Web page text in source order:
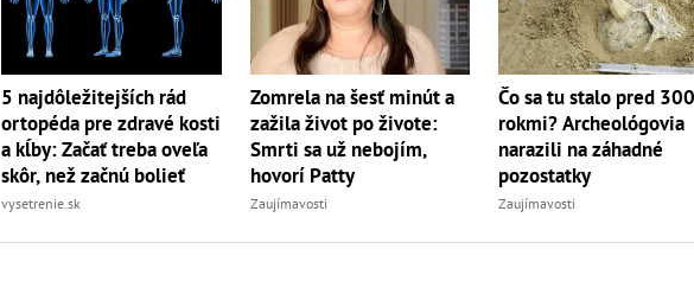
5 najdôležitejších rád
ortopéda pre zdravé kosti
a kĺby: Začať treba oveľa
skôr, než začnú bolieť
vysetrenie.sk
Zomrela na šesť minút a
zažila život po živote:
Smrti sa už nebojím,
hovorí Patty
Zaujímavosti
Čo sa tu stalo pred
rokmi? Archeológovia
narazili na záhadné
pozostatky
Zaujímavosti